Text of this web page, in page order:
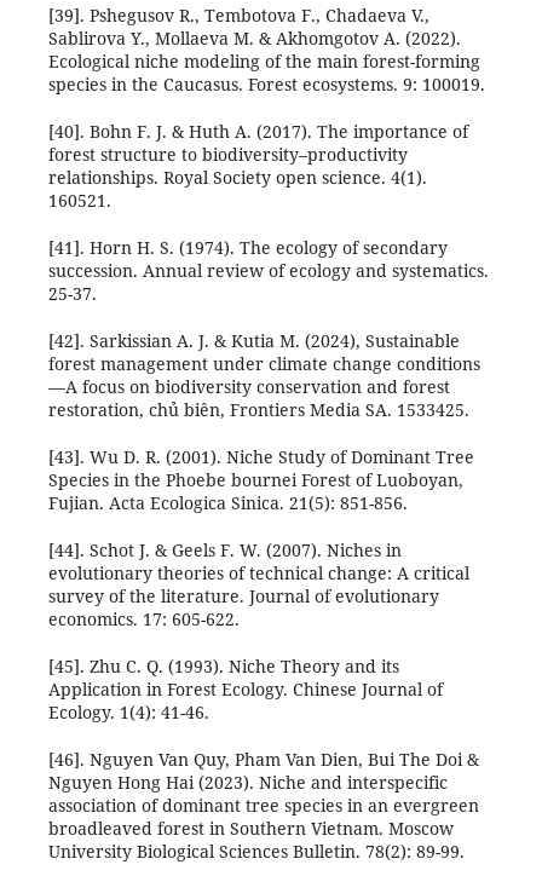
[39]. Pshegusov R., Tembotova F., Chadaeva V.,
Sablirova Y., Mollaeva M. & Akhomgotov A. (2022).
Ecological niche modeling of the main forest-forming
species in the Caucasus. Forest ecosystems. 9: 100019.
[40]. Bohn F. J. & Huth A. (2017). The importance of
forest structure to biodiversity–productivity
relationships. Royal Society open science. 4(1).
160521.
[41]. Horn H. S. (1974). The ecology of secondary
succession. Annual review of ecology and systematics.
25-37.
[42]. Sarkissian A. J. & Kutia M. (2024), Sustainable
forest management under climate change conditions
—A focus on biodiversity conservation and forest
restoration, chủ biên, Frontiers Media SA. 1533425.
[43]. Wu D. R. (2001). Niche Study of Dominant Tree
Species in the Phoebe bournei Forest of Luoboyan,
Fujian. Acta Ecologica Sinica. 21(5): 851-856.
[44]. Schot J. & Geels F. W. (2007). Niches in
evolutionary theories of technical change: A critical
survey of the literature. Journal of evolutionary
economics. 17: 605-622.
[45]. Zhu C. Q. (1993). Niche Theory and its
Application in Forest Ecology. Chinese Journal of
Ecology. 1(4): 41-46.
[46]. Nguyen Van Quy, Pham Van Dien, Bui The Doi &
Nguyen Hong Hai (2023). Niche and interspecific
association of dominant tree species in an evergreen
broadleaved forest in Southern Vietnam. Moscow
University Biological Sciences Bulletin. 78(2): 89-99.